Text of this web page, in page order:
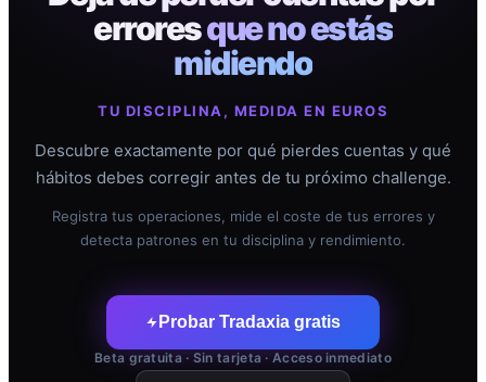
erroresque no estás
midiendo
TU DISCIPLINA, MEDIDA EN EUROS
Descubre exactamente por qué pierdes cuentas y qué
hábitos debes corregir antes de tu próximo challenge.
Registra tus operaciones, mide el coste de tus errores y
detecta patrones en tu disciplina y rendimiento.
Probar Tradaxia gratis
Beta gratuita · Sin tarjeta · Acceso inmediato